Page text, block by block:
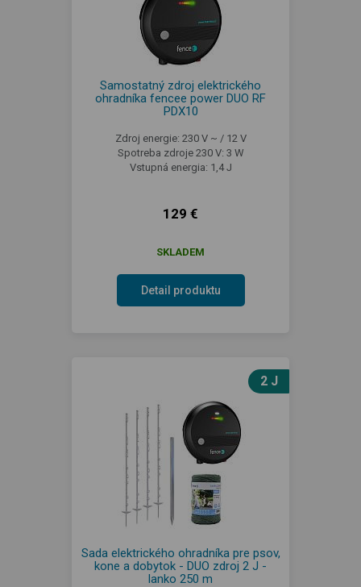
Samostatný zdroj elektrického
ohradníka fencee power DUO RF
PDX10
Zdroj energie: 230 V ~ / 12 V
Spotreba zdroje 230 V: 3 W
Vstupná energia: 1,4 J
129 €
SKLADEM
Detail produktu
2 J
Sada elektrického ohradníka pre psov,
kone a dobytok - DUO zdroj 2 J -
lanko 250 m